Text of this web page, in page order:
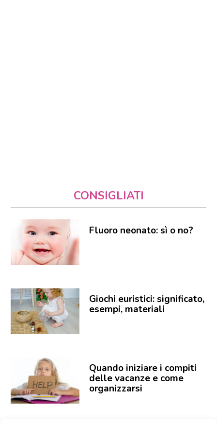
CONSIGLIATI
Fluoro neonato: sì o no?
Giochi euristici: significato,
esempi, materiali
Quando iniziare i compiti
delle vacanze e come
organizzarsi